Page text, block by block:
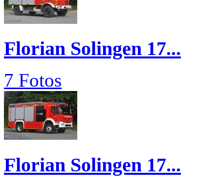
Florian Solingen 17...
7 Fotos
Florian Solingen 17...